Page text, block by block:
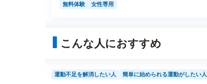
無料体験 女性専用
こんな人におすすめ
運動不足を解消したい人 簡単に始められる運動がしたい人